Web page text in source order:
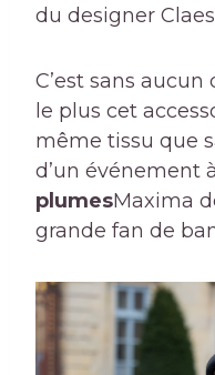
du designer
C’est sans
le plus cet
même tissu que
d’un événement
plumesMaxima
grande fan de